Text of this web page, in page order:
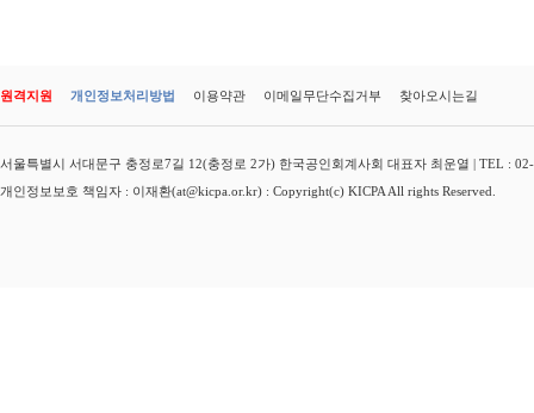
원격지원 개인정보처리방법 이용약관 이메일무단수집거부 찾아오시는길
서울특별시 서대문구 충정로7길 12(충정로 2가) 한국공인회계사회 대표자 최운열 | TEL :
개인정보보호 책임자 : 이재환(at@kicpa.or.kr) : Copyright(c) KICPA All rights Reserved.